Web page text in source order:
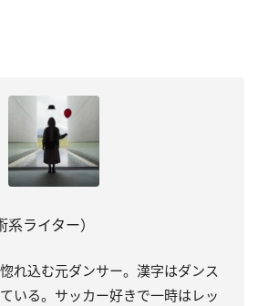
ライター）
れ込む元ダンサー。漢字はダンス
いる。サッカー好きで一時はレッ